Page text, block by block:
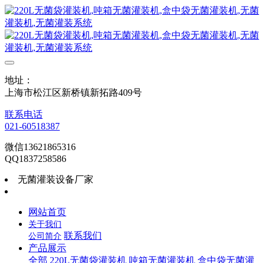
地址：
上海市松江区新桥镇新拓路409号
联系电话
021-60518387
微信13621865316
QQ1837258586
无菌灌装设备厂家
网站首页
关于我们
公司简介 联系我们
产品展示
全部 220L无菌袋灌装机 吨箱无菌灌装机 盒中袋无菌灌